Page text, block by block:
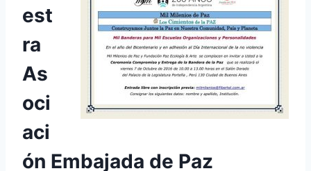
est
ra
As
oci
aci
ón Embajada de Paz